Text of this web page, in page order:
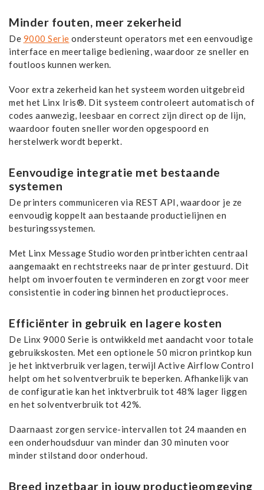
Minder fouten, meer zekerheid
De 9000 Serie ondersteunt operators met een eenvoudige
interface en meertalige bediening, waardoor ze sneller en
foutloos kunnen werken.
Voor extra zekerheid kan het systeem worden uitgebreid
met het Linx Iris®. Dit systeem controleert automatisch of
codes aanwezig, leesbaar en correct zijn direct op de lijn,
waardoor fouten sneller worden opgespoord en
herstelwerk wordt beperkt.
Eenvoudige integratie met bestaande
systemen
De printers communiceren via REST API, waardoor je ze
eenvoudig koppelt aan bestaande productielijnen en
besturingssystemen.
​Met Linx Message Studio worden printberichten centraal
aangemaakt en rechtstreeks naar de printer gestuurd. Dit
helpt om invoerfouten te verminderen en zorgt voor meer
consistentie in codering binnen het productieproces.
Efficiënter in gebruik en lagere kosten
​De Linx 9000 Serie is ontwikkeld met aandacht voor totale
gebruikskosten. Met een optionele 50 micron printkop kun
je het inktverbruik verlagen, terwijl Active Airflow Control
helpt om het solventverbruik te beperken. Afhankelijk van
de configuratie kan het inktverbruik tot 48% lager liggen
en het solventverbruik tot 42%.
Daarnaast zorgen service-intervallen tot 24 maanden en
een onderhoudsduur van minder dan 30 minuten voor
minder stilstand door onderhoud.
​Breed inzetbaar in jouw productieomgeving